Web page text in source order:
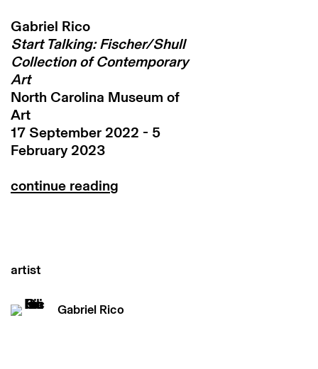
Gabriel Rico
Start Talking: Fischer/Shull
Collection of Contemporary
Art
North Carolina Museum of
Art
17 September 2022 - 5
February 2023
continue reading
artist
Gabriel Rico